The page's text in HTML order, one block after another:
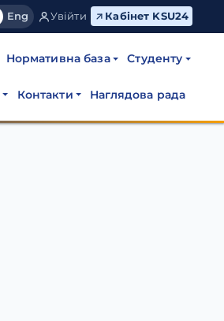
Eng Увійти Кабінет KSU24
Нормативна база Студенту
Контакти Наглядова рада